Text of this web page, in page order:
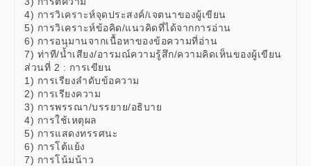
4) การวิเคราะห์จุดประสงค์/เจตนาของผู้เขียน
5) การวิเคราะห์ข้อคิด/แนวคิดที่ได้จากการอ่าน
6) การอนุมานจากเนื้อหาของข้อความที่อ่าน
7) ท่าที/น้ำเสียง/อารมณ์ความรู้สึก/ความคิดเห็นของผู้เขียน
ส่วนที่ 2 : การเขียน
1) การเรียงลำดับข้อความ
2) การเรียงความ
3) การพรรณา/บรรยาย/อธิบาย
4) การใช้เหตุผล
5) การแสดงทรรศนะ
6) การโต้แย้ง
7) การโน้มน้าว